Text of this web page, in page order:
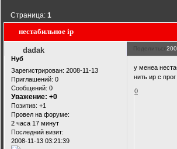
нестабильное ip
Страница:1
Поделиться
dadak
Нуб
Зарегистрирован: 2008-11-13
Приглашений: 0
Сообщений: 0
Уважение: +0
Позитив: +1
Провел на форуме:
2 часа 17 минут
Последний визит:
2008-11-13 03:21:39
у менеа
нить ир с прог
0